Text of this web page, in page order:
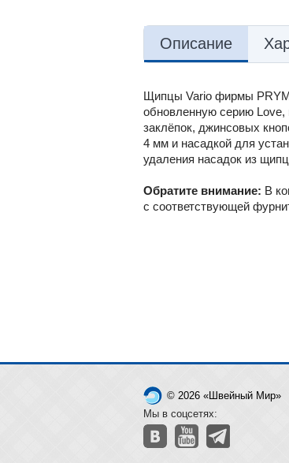
Описание
Щипцы Vario фирмы PRYM
обновленную серию Love,
заклёпок, джинсовых
4 мм и насадкой для
удаления насадок из
Обратите внимание: В
с соответствующей
© 2026 «Швейный Мир»
Мы в соцсетях: